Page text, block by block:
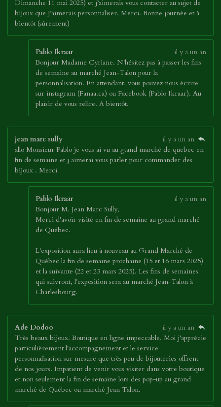
Dimanche 11 mai 2025) et j’aimerais vous contacter au sujet de
bijoux que j’aimerais personnaliser. Merci. Bonne journée et à
bientôt (sûrement)
Pablo Ikraar
il y a un an
Bonjour Madame Cyriane. N'hésitez pas à passer les fins
de semaine au marché Jean-Talon pour la
personnalisation. En attendant, vous pouvez nous écrire
sur instagram (Fanaa.ca) ou Facebook (Pablo Ikraar). Au
plaisir de vous relire. A bientôt.
jean marc sully
il y a un an
allo Monsieur Pablo je vous ai vu au gtand marché de quebec en
fin de semaine et j aimerai vous parler pour commander des
bijoux . Merci
Pablo Ikraar
il y a un an
Bonjour M. Jean Marc Sully,
Merci d'avoir visité en fin de semaine au grand marché
de Québec.
L'exposition aura lieu à nouveau au Grand Marché de
Québec la fin de semaine prochaine (15 et 16 mars 2025)
et la suivante (22 et 23 mars 2025). Les fins de semaines
qui suivront, l'exposition sera au marché Jean-Talon à
Charlesbourg.
Ade Dodoo
il y a un an
Très beaux bijoux. Boutique en ligne impeccable. Moi j'apprécie
particulièrement l'accompagnement et le service
personnalisation sur mesure que très peu de bijouteries offrent
de nos jours. Impatient de venir vous visiter dans votre boutique
et non seulement la fin de semaine lors des pop-up au grand
marché de Québec ou marché Jean Talon.